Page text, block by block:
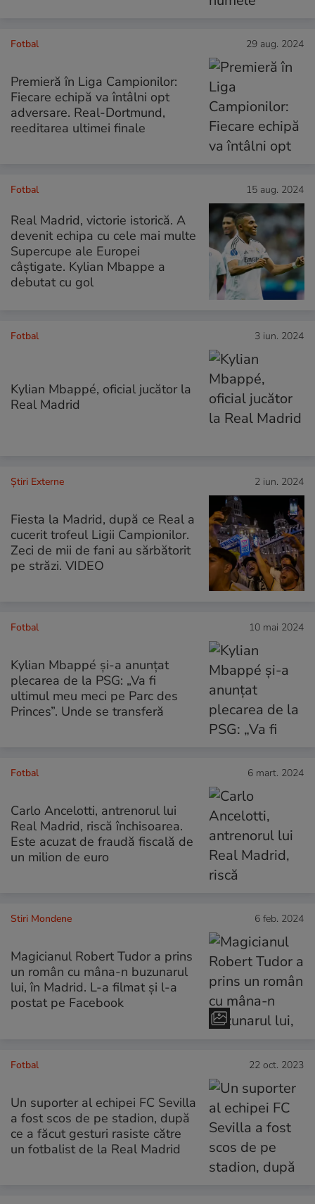
Fotbal 29 aug. 2024
Premieră în Liga Campionilor:
Fiecare echipă va întâlni opt
adversare. Real-Dortmund,
reeditarea ultimei finale
Fotbal 15 aug. 2024
Real Madrid, victorie istorică. A
devenit echipa cu cele mai multe
Supercupe ale Europei
câștigate. Kylian Mbappe a
debutat cu gol
Fotbal 3 iun. 2024
Kylian Mbappé, oficial jucător la
Real Madrid
Știri Externe 2 iun. 2024
Fiesta la Madrid, după ce Real a
cucerit trofeul Ligii Campionilor.
Zeci de mii de fani au sărbătorit
pe străzi. VIDEO
Fotbal 10 mai 2024
Kylian Mbappé și-a anunțat
plecarea de la PSG: „Va fi
ultimul meu meci pe Parc des
Princes”. Unde se transferă
Fotbal 6 mart. 2024
Carlo Ancelotti, antrenorul lui
Real Madrid, riscă închisoarea.
Este acuzat de fraudă fiscală de
un milion de euro
Stiri Mondene 6 feb. 2024
Magicianul Robert Tudor a prins
un român cu mâna-n buzunarul
lui, în Madrid. L-a filmat și l-a
postat pe Facebook
Fotbal 22 oct. 2023
Un suporter al echipei FC Sevilla
a fost scos de pe stadion, după
ce a făcut gesturi rasiste către
un fotbalist de la Real Madrid